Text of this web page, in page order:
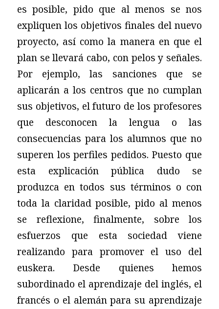
es posible, pido que al menos se nos
expliquen los objetivos finales del nuevo
proyecto, así como la manera en que el
plan se llevará cabo, con pelos y señales.
Por ejemplo, las sanciones que se
aplicarán a los centros que no cumplan
sus objetivos, el futuro de los profesores
que desconocen la lengua o las
consecuencias para los alumnos que no
superen los perfiles pedidos. Puesto que
esta explicación pública dudo se
produzca en todos sus términos o con
toda la claridad posible, pido al menos
se reflexione, finalmente, sobre los
esfuerzos que esta sociedad viene
realizando para promover el uso del
euskera. Desde quienes hemos
subordinado el aprendizaje del inglés, el
francés o el alemán para su aprendizaje